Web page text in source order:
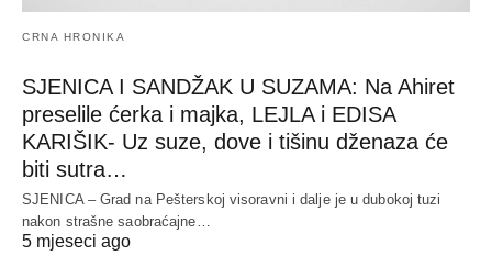
CRNA HRONIKA
SJENICA I SANDŽAK U SUZAMA: Na Ahiret
preselile ćerka i majka, LEJLA i EDISA
KARIŠIK- Uz suze, dove i tišinu dženaza će
biti sutra…
SJENICA – Grad na Pešterskoj visoravni i dalje je u dubokoj tuzi
nakon strašne saobraćajne…
5 mjeseci ago